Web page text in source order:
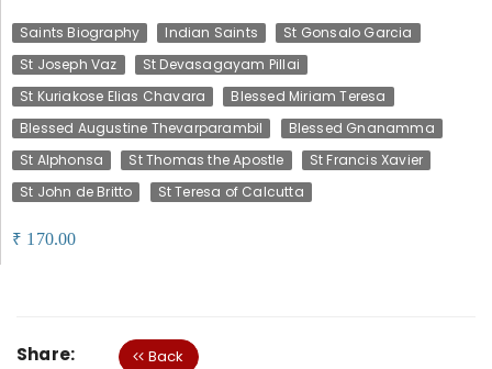
Saints Biography Indian Saints
St Gonsalo Garcia
St Joseph Vaz
St Devasagayam Pillai
St Kuriakose Elias Chavara
Blessed Miriam Teresa
Blessed Augustine Thevarparambil
Blessed Gnanamma
St Alphonsa
St Thomas the Apostle
St Francis Xavier
St John de Britto
St Teresa of Calcutta
₹ 170.00
Share: Back